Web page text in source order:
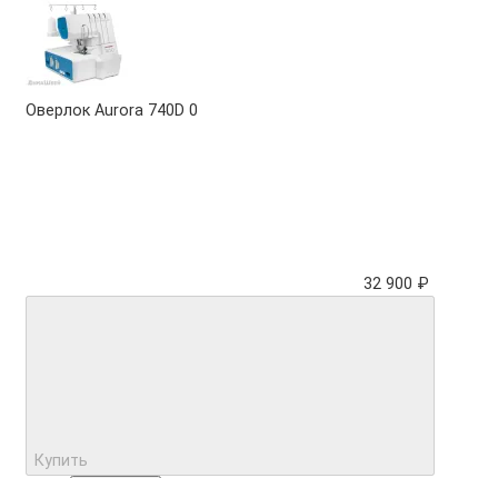
Оверлок Aurora 740D 0
32 900 ₽
Купить